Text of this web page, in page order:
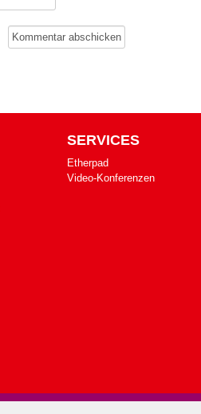
SERVICES
Etherpad
Video-Konferenzen